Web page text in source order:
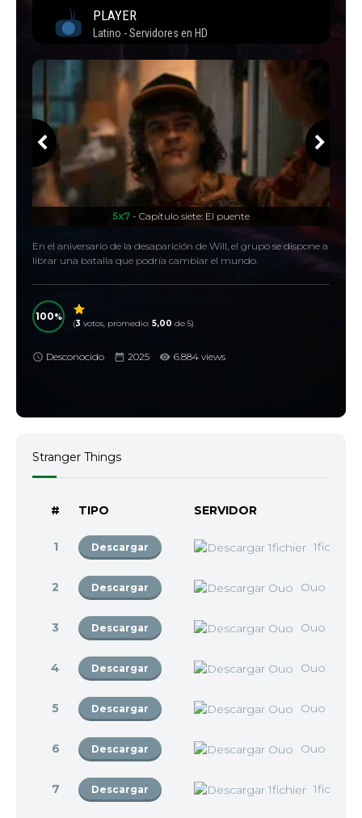
5x7 - Capítulo siete: El puente
En el aniversario de la desaparición de Will, el grupo se dispone a
librar una batalla que podría cambiar el mundo.
100
(3 votos, promedio: 5,00 de 5)
Desconocido 2025 6.884 views
Stranger Things
# TIPO SERVIDOR
1 Descargar 1fichier
2 Descargar Ouo
3 Descargar Ouo
4 Descargar Ouo
5 Descargar Ouo
6 Descargar Ouo
7 Descargar 1fichier